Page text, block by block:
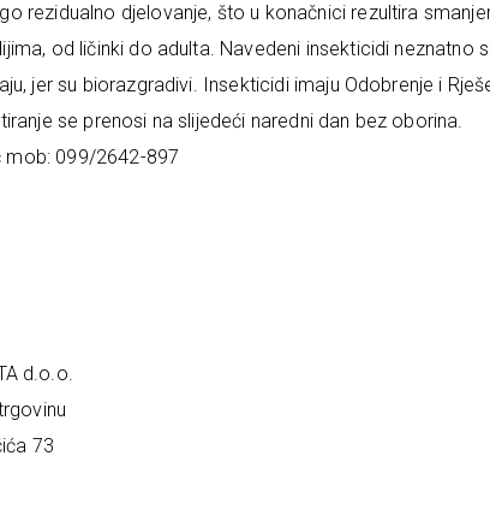
rezidualno djelovanje, što u konačnici rezultira
od ličinki do adulta. Navedeni insekticidi neznatno
jer su biorazgradivi. Insekticidi imaju Odobrenje i
se prenosi na slijedeći naredni dan bez oborina.
mob: 099/2642-897
d.o.o.
73